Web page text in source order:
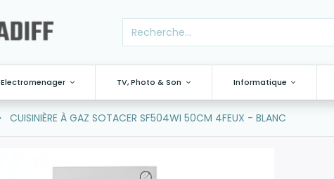
Electromenager TV, Photo & Son Informatique
CUISINIÈRE À GAZ SOTACER SF504WI 50CM 4FEUX - BLANC